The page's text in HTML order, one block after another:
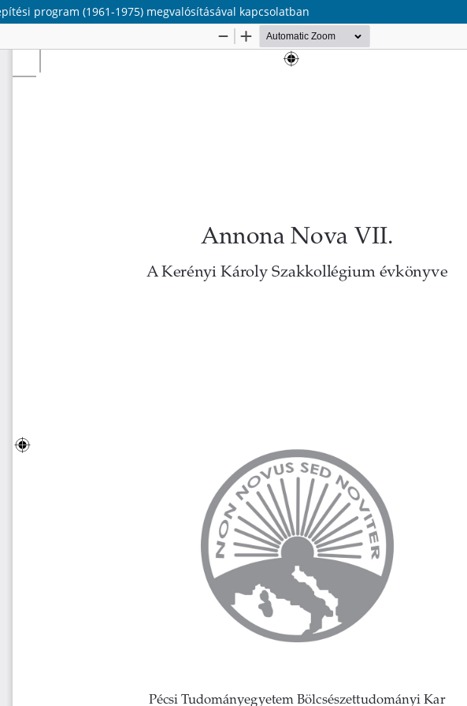
program (1961-1975) megvalósításával kapcsolatban